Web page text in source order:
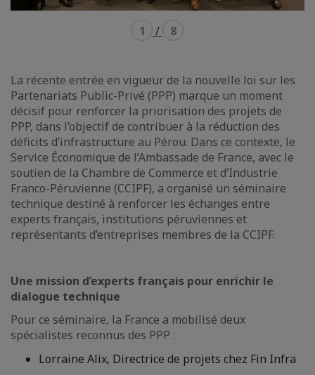
1 / 8
La récente entrée en vigueur de la nouvelle loi sur les
Partenariats Public-Privé (PPP) marque un moment
décisif pour renforcer la priorisation des projets de
PPP, dans l’objectif de contribuer à la réduction des
déficits d’infrastructure au Pérou. Dans ce contexte, le
Service Économique de l’Ambassade de France, avec le
soutien de la Chambre de Commerce et d’Industrie
Franco-Péruvienne (CCIPF), a organisé un séminaire
technique destiné à renforcer les échanges entre
experts français, institutions péruviennes et
représentants d’entreprises membres de la CCIPF.
Une mission d’experts français pour enrichir le
dialogue technique
Pour ce séminaire, la France a mobilisé deux
spécialistes reconnus des PPP :
Lorraine Alix, Directrice de projets chez Fin Infra